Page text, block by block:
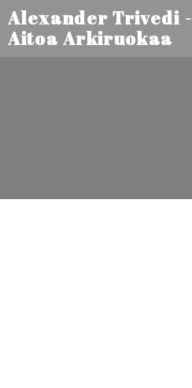
Alexander Trivedi -
Aitoa Arkiruokaa